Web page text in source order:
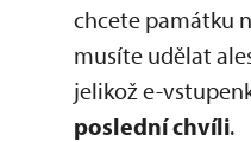
chcete památku
musíte udělat
jelikož e-
poslední chvíli.